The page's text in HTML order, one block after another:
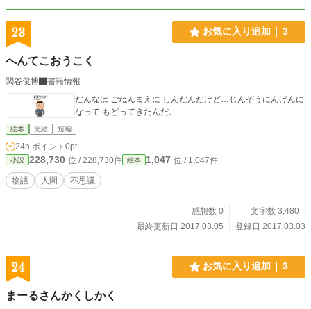
23 お気に入り追加 3
へんてこおうこく
関谷俊博
書籍情報
だんなは ごねんまえに しんだんだけど…じんぞうにんげんに
なって もどってきたんだ。
絵本 完結 短編
24h.ポイント 0pt
小説 228,730 位 / 228,730件 絵本 1,047 位 / 1,047件
物語 人間 不思議
感想数 0
文字数 3,480
最終更新日 2017.03.05
登録日 2017.03.03
24 お気に入り追加 3
まーるさんかくしかく